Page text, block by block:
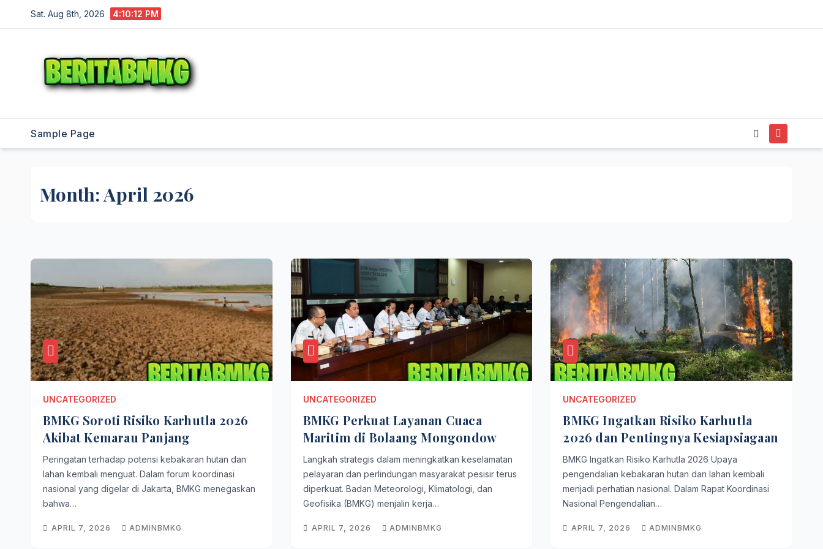
to
Sat. Aug 8th, 2026 4:10:12 PM
Sample Page
Month:April 2026
UNCATEGORIZED
BMKG Soroti Risiko Karhutla 2026
Akibat Kemarau Panjang
Peringatan terhadap potensi kebakaran hutan dan
lahan kembali menguat. Dalam forum koordinasi
nasional yang digelar di Jakarta, BMKG menegaskan
bahwa…
APRIL 7, 2026 ADMINBMKG
UNCATEGORIZED
BMKG Perkuat Layanan Cuaca
Maritim di Bolaang Mongondow
Langkah strategis dalam meningkatkan keselamatan
pelayaran dan perlindungan masyarakat pesisir terus
diperkuat. Badan Meteorologi, Klimatologi, dan
Geofisika (BMKG) menjalin kerja…
APRIL 7, 2026 ADMINBMKG
UNCATEGORIZED
BMKG Ingatkan Risiko Karhutla
2026 dan Pentingnya Kesiapsiagaan
BMKG Ingatkan Risiko Karhutla 2026 Upaya
pengendalian kebakaran hutan dan lahan kembali
menjadi perhatian nasional. Dalam Rapat Koordinasi
Nasional Pengendalian…
APRIL 7, 2026 ADMINBMKG